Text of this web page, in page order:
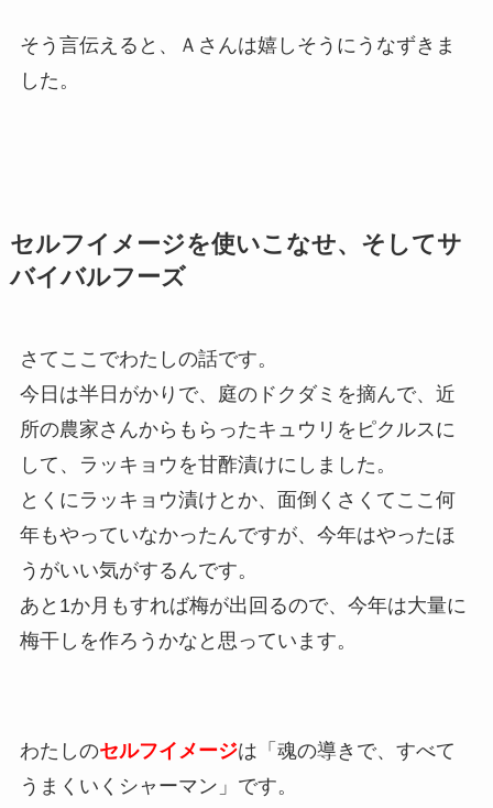
そう言伝えると、Ａさんは嬉しそうにうなずきま
した。
セルフイメージを使いこなせ、そしてサ
バイバルフーズ
さてここでわたしの話です。
今日は半日がかりで、庭のドクダミを摘んで、近
所の農家さんからもらったキュウリをピクルスに
して、ラッキョウを甘酢漬けにしました。
とくにラッキョウ漬けとか、面倒くさくてここ何
年もやっていなかったんですが、今年はやったほ
うがいい気がするんです。
あと1か月もすれば梅が出回るので、今年は大量に
梅干しを作ろうかなと思っています。
わたしのセルフイメージは「魂の導きで、すべて
うまくいくシャーマン」です。